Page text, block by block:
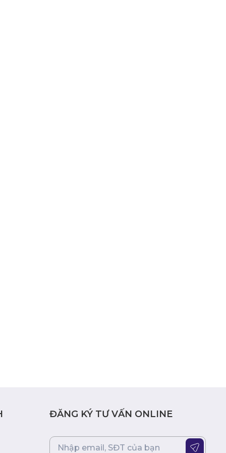
ĐĂNG KÝ TƯ VẤN ONLINE